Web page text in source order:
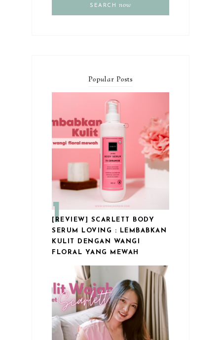
SEARCH now
Popular Posts
[REVIEW] SCARLETT BODY
SERUM LOVING : LEMBABKAN
KULIT DENGAN WANGI
FLORAL YANG MEWAH